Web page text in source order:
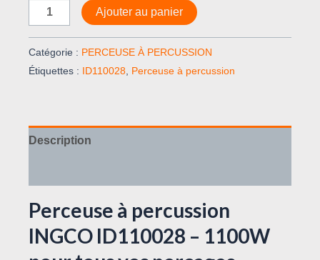
Ajouter au panier
Catégorie : PERCEUSE À PERCUSSION
Étiquettes : ID110028, Perceuse à percussion
Description
Perceuse à percussion
INGCO ID110028 – 1100W